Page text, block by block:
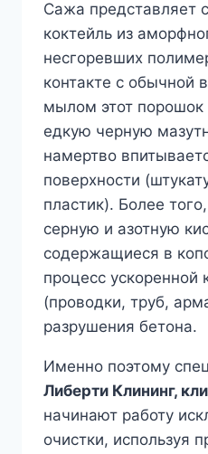
Сажа представляет
коктейль из
несгоревших
контакте с обычной
мылом этот порошок
едкую черную
намертво
поверхности
пластик). Более
серную и азотную
содержащиеся в
процесс ускоренной
(проводки, труб,
разрушения бетона.
Именно поэтому
Либерти Клининг,
начинают работу
очистки, используя